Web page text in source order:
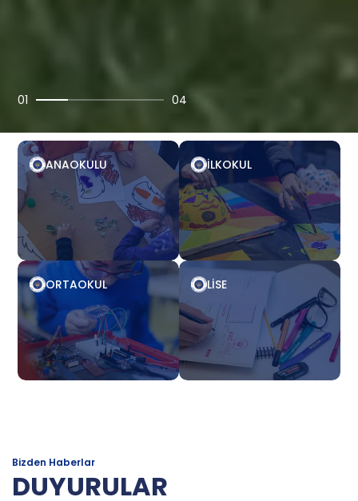
01 04
ANAOKULU İLKOKUL
ORTAOKUL LISE
Bizden Haberlar
DUYURULAR